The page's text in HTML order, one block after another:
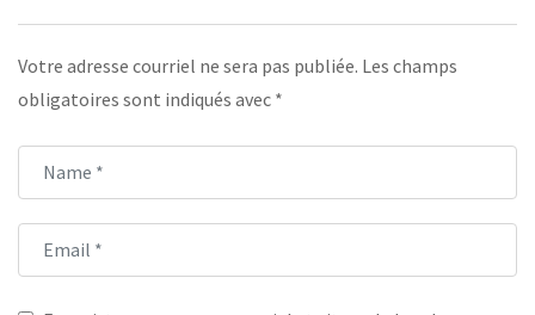
Votre adresse courriel ne sera pas publiée. Les champs
obligatoires sont indiqués avec *